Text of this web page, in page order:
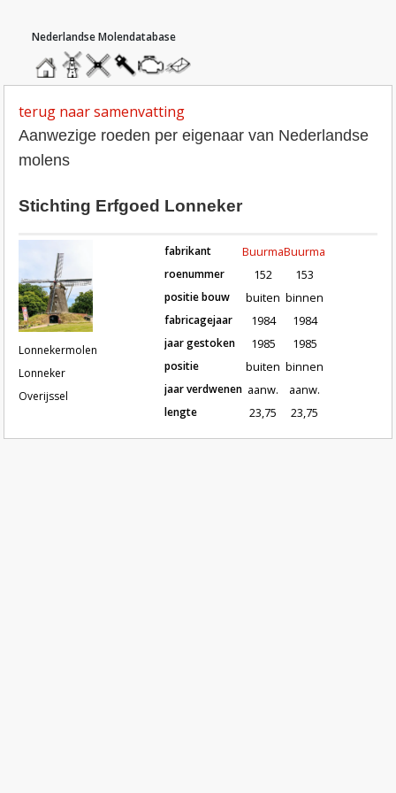
homemolendatabase
roedendatabase
assendatabase
motorendatabase
stuur
een
terug naar samenvatting
Aanwezige roeden per eigenaar van Nederlandse
molens
Stichting Erfgoed Lonneker
Lonnekermolen
Lonneker
Overijssel
Roeden van molen
fabrikant
roenummer
positie bouw
fabricagejaar
jaar gestoken
positie
jaar verdwenen
lengte
Buurma
152
buiten
1984
1985
buiten
aanw.
23,75
Buurma
153
binnen
1984
1985
binnen
aanw.
23,75